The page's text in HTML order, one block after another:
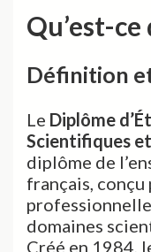
Qu’est-ce
Définition
Le Diplôme
Scientifiques
diplôme de
français,
domaines
Créé en 1984,